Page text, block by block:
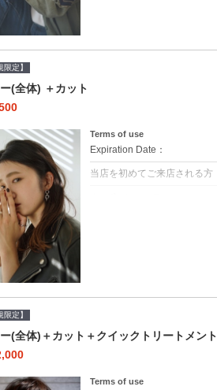
限定】
(全体) ＋カット
Terms of use
Expiration Date：
当店を初めてご来店される方
限定】
(全体)＋カット＋クイックトリートメント
Terms of use